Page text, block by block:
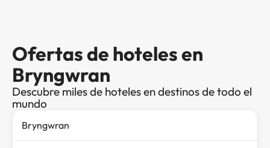
Ofertas de hoteles en
Bryngwran
Descubre miles de hoteles en destinos de todo el
mundo